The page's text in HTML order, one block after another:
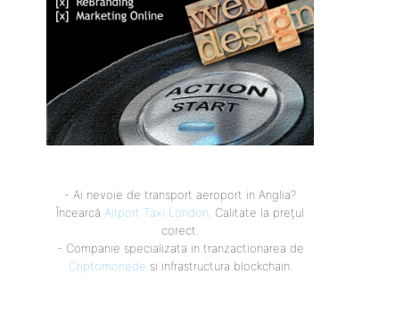
- Ai nevoie de transport aeroport in Anglia?
Încearcă Airport Taxi London. Calitate la prețul
corect.
- Companie specializata in tranzactionarea de
Criptomonede si infrastructura blockchain.